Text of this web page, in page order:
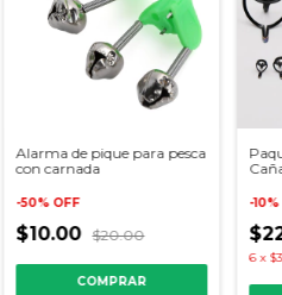
Alarma de pique para pesca
con carnada
-50% OFF
$10.00 $20.00
-10%
6 x